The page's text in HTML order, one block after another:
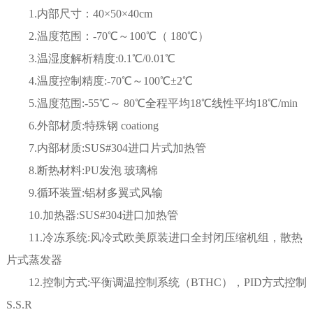
1.内部尺寸：40×50×40cm
2.温度范围：-70℃～100℃（ 180℃）
3.温湿度解析精度:0.1℃/0.01℃
4.温度控制精度:-70℃～100℃±2℃
5.温度范围:-55℃～ 80℃全程平均18℃线性平均18℃/min
6.外部材质:特殊钢 coationg
7.内部材质:SUS#304进口片式加热管
8.断热材料:PU发泡 玻璃棉
9.循环装置:铝材多翼式风输
10.加热器:SUS#304进口加热管
11.冷冻系统:风冷式欧美原装进口全封闭压缩机组，散热
片式蒸发器
12.控制方式:平衡调温控制系统（BTHC），PID方式控制
S.S.R